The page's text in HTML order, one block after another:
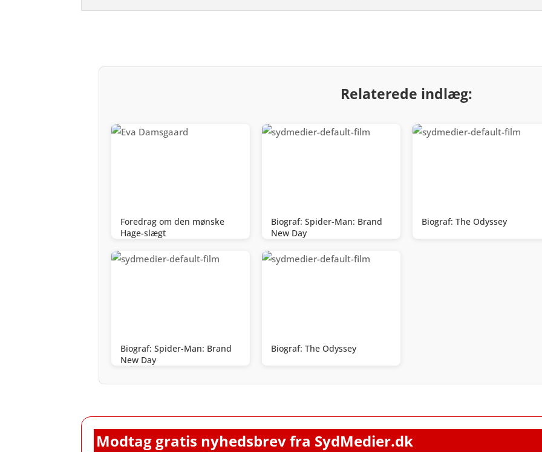
Relaterede indlæg:
Foredrag om den mønske
Hage-slægt
Biograf: Spider-Man: Brand
New Day
Biograf: The Odyssey
Biograf: Spider-Man: Brand
New Day
Biograf: The Odyssey
Modtag gratis nyhedsbrev fra SydMedier.dk